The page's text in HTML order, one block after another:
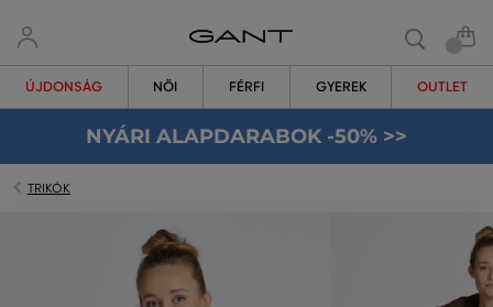
ÚJDONSÁG NŐI FÉRFI GYEREK OUTLET
NYÁRI ALAPDARABOK -50% >>
TRIKÓK